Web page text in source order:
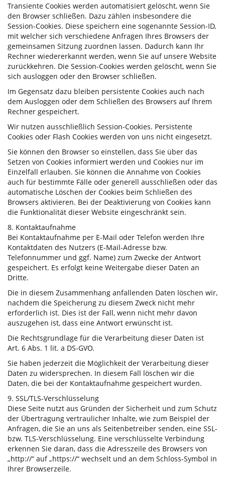
Transiente Cookies werden automatisiert gelöscht, wenn Sie
den Browser schließen. Dazu zählen insbesondere die
Session-Cookies. Diese speichern eine sogenannte Session-ID,
mit welcher sich verschiedene Anfragen Ihres Browsers der
gemeinsamen Sitzung zuordnen lassen. Dadurch kann Ihr
Rechner wiedererkannt werden, wenn Sie auf unsere Website
zurückkehren. Die Session-Cookies werden gelöscht, wenn Sie
sich ausloggen oder den Browser schließen.
Im Gegensatz dazu bleiben persistente Cookies auch nach
dem Ausloggen oder dem Schließen des Browsers auf Ihrem
Rechner gespeichert.
Wir nutzen ausschließlich Session-Cookies. Persistente
Cookies oder Flash Cookies werden von uns nicht eingesetzt.
Sie können den Browser so einstellen, dass Sie über das
Setzen von Cookies informiert werden und Cookies nur im
Einzelfall erlauben. Sie können die Annahme von Cookies
auch für bestimmte Fälle oder generell ausschließen oder das
automatische Löschen der Cookies beim Schließen des
Browsers aktivieren. Bei der Deaktivierung von Cookies kann
die Funktionalität dieser Website eingeschränkt sein.
8. Kontaktaufnahme
Bei Kontaktaufnahme per E-Mail oder Telefon werden Ihre
Kontaktdaten des Nutzers (E-Mail-Adresse bzw.
Telefonnummer und ggf. Name) zum Zwecke der Antwort
gespeichert. Es erfolgt keine Weitergabe dieser Daten an
Dritte.
Die in diesem Zusammenhang anfallenden Daten löschen wir,
nachdem die Speicherung zu diesem Zweck nicht mehr
erforderlich ist. Dies ist der Fall, wenn nicht mehr davon
auszugehen ist, dass eine Antwort erwünscht ist.
Die Rechtsgrundlage für die Verarbeitung dieser Daten ist
Art. 6 Abs. 1 lit. a DS-GVO.
Sie haben jederzeit die Möglichkeit der Verarbeitung dieser
Daten zu widersprechen. In diesem Fall löschen wir die
Daten, die bei der Kontaktaufnahme gespeichert wurden.
9. SSL/TLS-Verschlüsselung
Diese Seite nutzt aus Gründen der Sicherheit und zum Schutz
der Übertragung vertraulicher Inhalte, wie zum Beispiel der
Anfragen, die Sie an uns als Seitenbetreiber senden, eine SSL-
bzw. TLS-Verschlüsselung. Eine verschlüsselte Verbindung
erkennen Sie daran, dass die Adresszeile des Browsers von
„http://“ auf „https://“ wechselt und an dem Schloss-Symbol in
Ihrer Browserzeile.